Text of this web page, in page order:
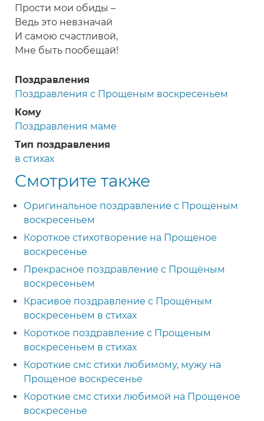
Прости мои обиды –
Ведь это невзначай
И самою счастливой,
Мне быть пообещай!
Поздравления
Поздравления с Прощеным воскресеньем
Кому
Поздравления маме
Тип поздравления
в стихах
Смотрите также
Оригинальное поздравление с Прощеным
воскресеньем
Короткое стихотворение на Прощеное
воскресенье
Прекрасное поздравление с Прощёным
воскресеньем
Красивое поздравление с Прощеным
воскресеньем в стихах
Короткое поздравление с Прощеным
воскресеньем в стихах
Короткие смс стихи любимому, мужу на
Прощеное воскресенье
Короткие смс стихи любимой на Прощеное
воскресенье